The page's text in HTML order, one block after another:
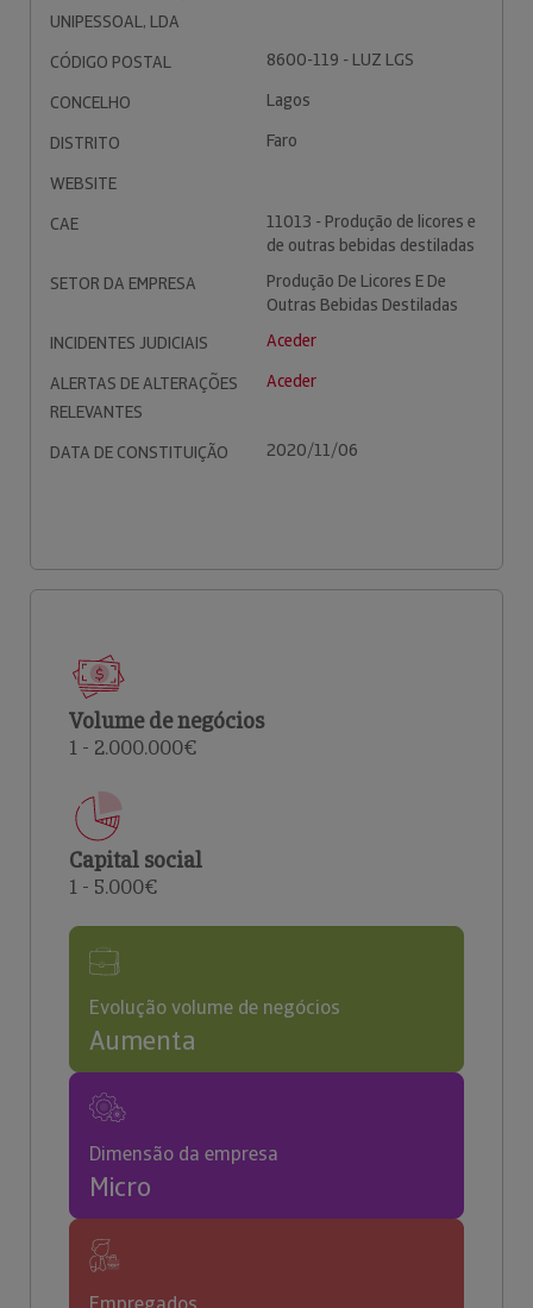
UNIPESSOAL, LDA
CÓDIGO POSTAL
8600-119 - LUZ LGS
CONCELHO
Lagos
DISTRITO
Faro
WEBSITE
CAE
11013 - Produção de licores e
de outras bebidas destiladas
SETOR DA EMPRESA
Produção De Licores E De
Outras Bebidas Destiladas
INCIDENTES JUDICIAIS
Aceder
ALERTAS DE ALTERAÇÕES
RELEVANTES
Aceder
DATA DE CONSTITUIÇÃO 2020/11/06
Volume de negócios
1 - 2.000.000€
Capital social
1 - 5.000€
Evolução volume de negócios
Aumenta
Dimensão da empresa
Micro